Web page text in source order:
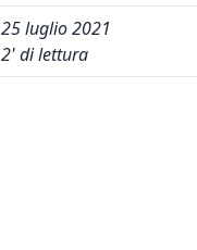
25 luglio 2021
2' di lettura